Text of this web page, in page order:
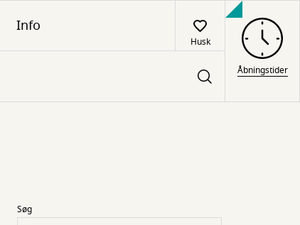
Info
Husk
Åbningstider
Søg